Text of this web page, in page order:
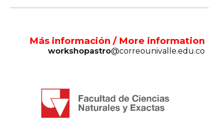
Más información / More information
workshopastro@correounivalle.edu.co